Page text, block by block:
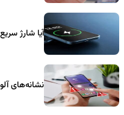
آیا شارژ
نشانه‌های